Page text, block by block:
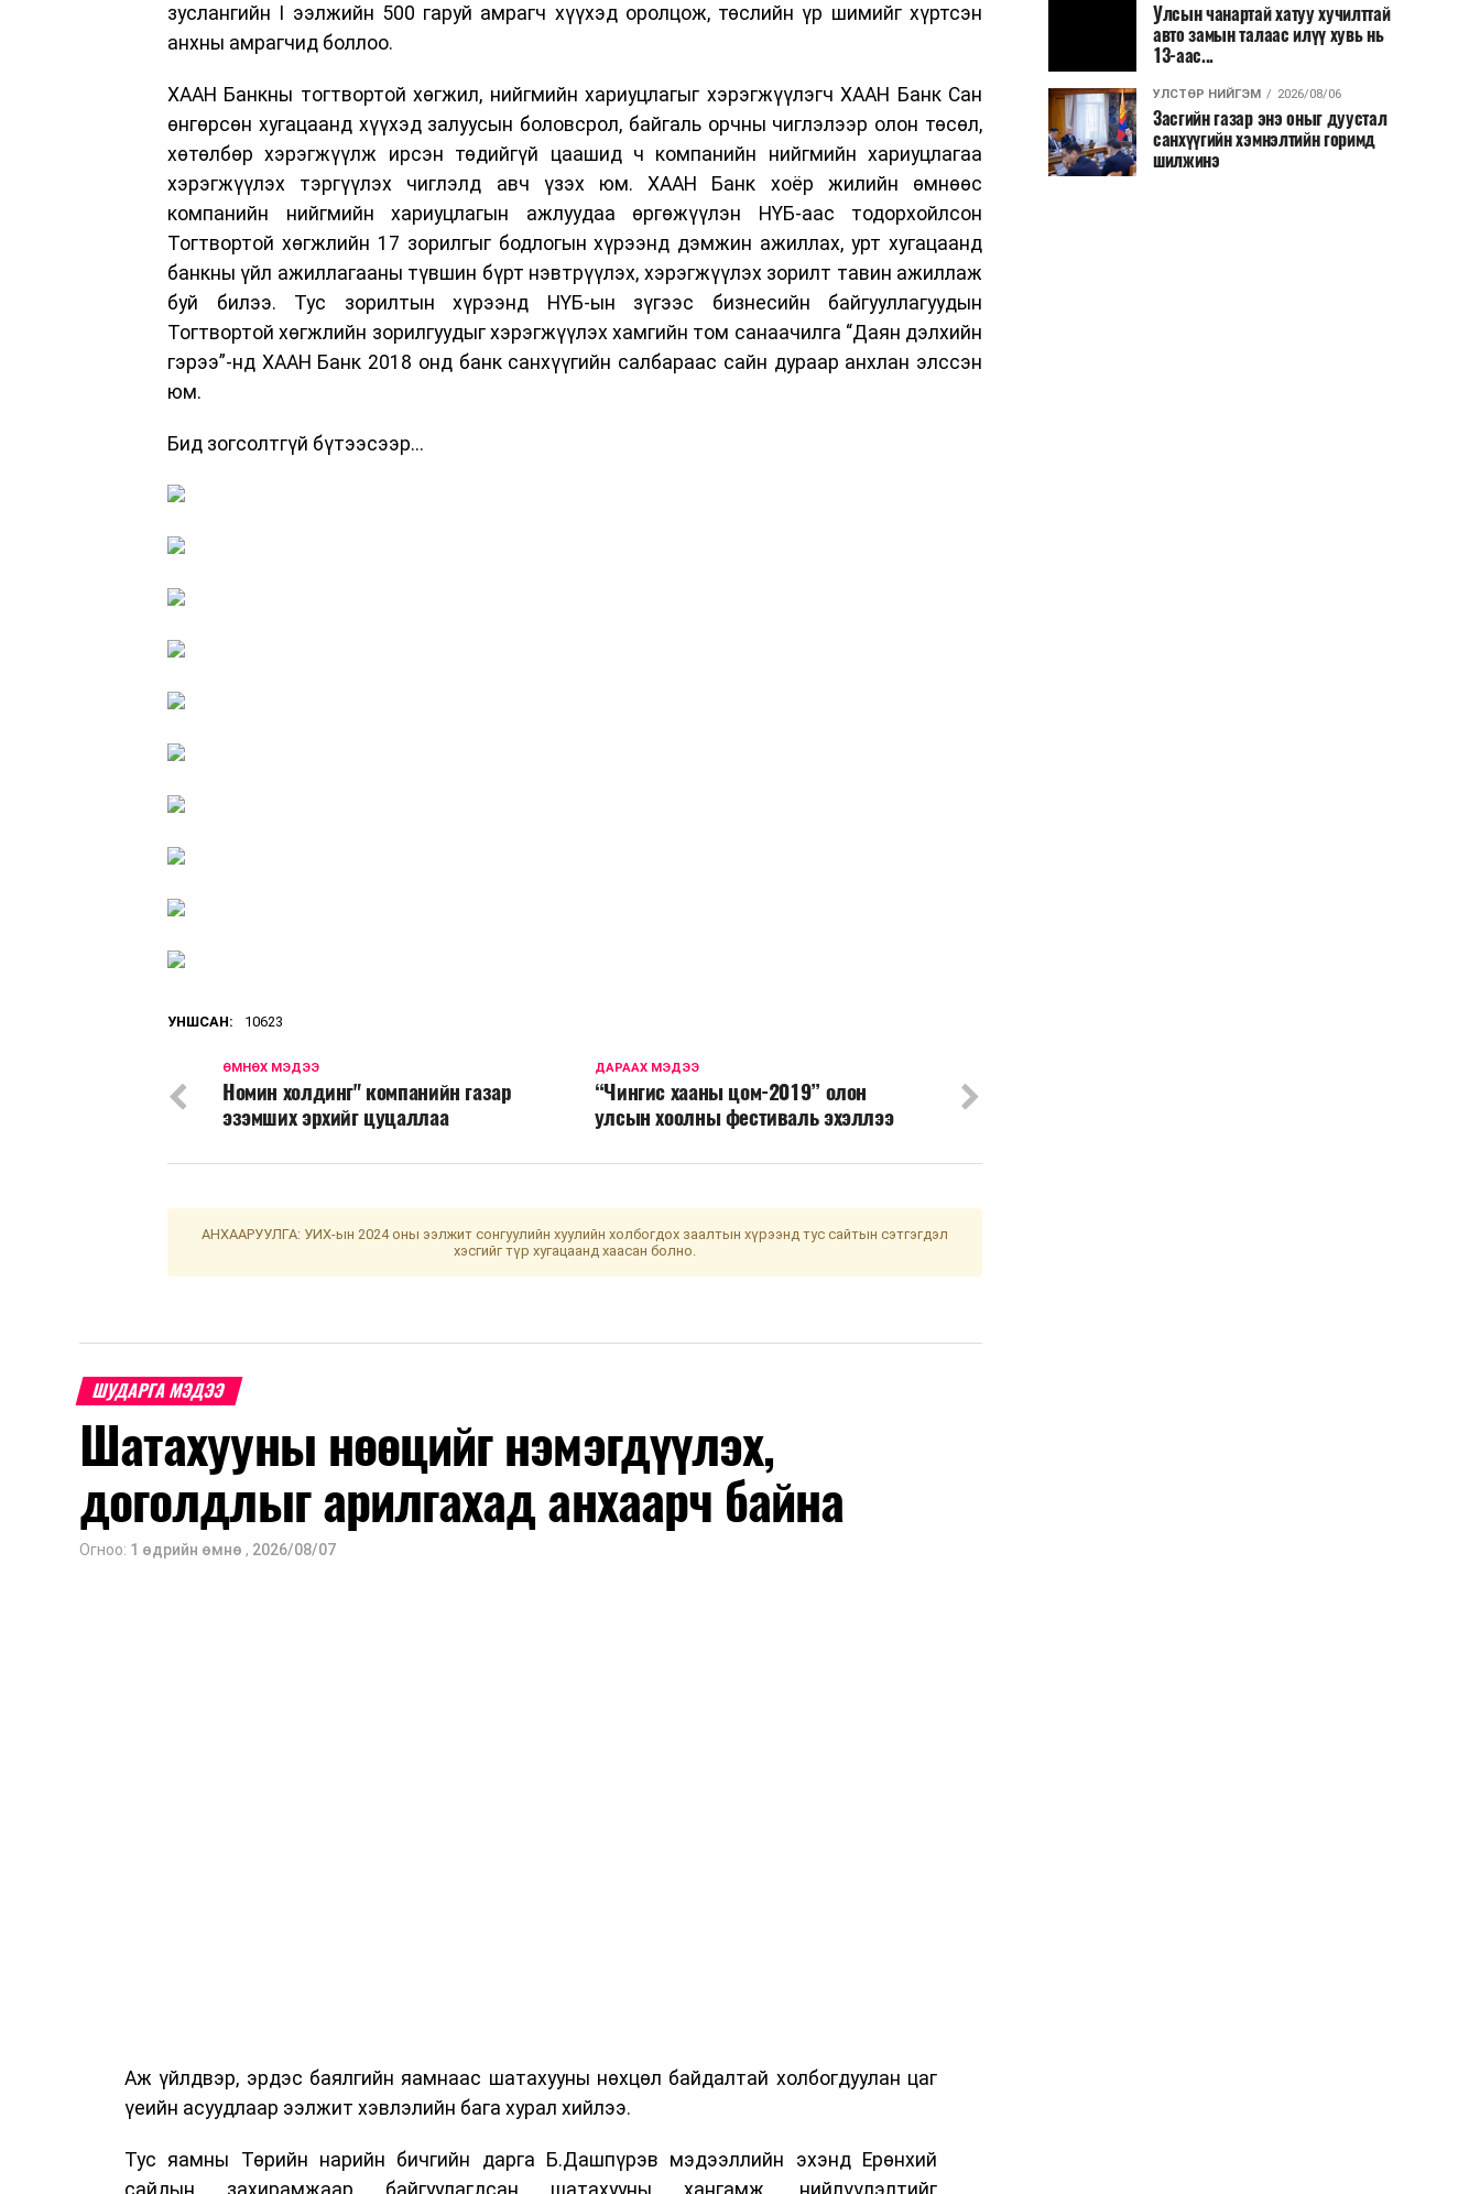
зуслангийн I ээлжийн 500 гаруй амрагч хүүхэд оролцож, төслийн үр шимийг хүртсэн
анхны амрагчид боллоо.
ХААН Банкны тогтвортой хөгжил, нийгмийн хариуцлагыг хэрэгжүүлэгч ХААН Банк Сан
өнгөрсөн хугацаанд хүүхэд залуусын боловсрол, байгаль орчны чиглэлээр олон төсөл,
хөтөлбөр хэрэгжүүлж ирсэн төдийгүй цаашид ч компанийн нийгмийн хариуцлагаа
хэрэгжүүлэх тэргүүлэх чиглэлд авч үзэх юм. ХААН Банк хоёр жилийн өмнөөс
компанийн нийгмийн хариуцлагын ажлуудаа өргөжүүлэн НҮБ-аас тодорхойлсон
Тогтвортой хөгжлийн 17 зорилгыг бодлогын хүрээнд дэмжин ажиллах, урт хугацаанд
банкны үйл ажиллагааны түвшин бүрт нэвтрүүлэх, хэрэгжүүлэх зорилт тавин ажиллаж
буй билээ. Тус зорилтын хүрээнд НҮБ-ын зүгээс бизнесийн байгууллагуудын
Тогтвортой хөгжлийн зорилгуудыг хэрэгжүүлэх хамгийн том санаачилга “Даян дэлхийн
гэрээ”-нд ХААН Банк 2018 онд банк санхүүгийн салбараас сайн дураар анхлан элссэн
юм.
Бид зогсолтгүй бүтээсээр...
УНШСАН: 10623
ДАРААХ МЭДЭЭ
“Чингис хааны цом-2019” олон
улсын хоолны фестиваль эхэллээ
ӨМНӨХ МЭДЭЭ
Номин холдинг" компанийн газар
эзэмших эрхийг цуцаллаа
АНХААРУУЛГА: УИХ-ын 2024 оны ээлжит сонгуулийн хуулийн холбогдох заалтын хүрээнд тус сайтын сэтгэгдэл
хэсгийг түр хугацаанд хаасан болно.
ШУДАРГА МЭДЭЭ
Шатахууны нөөцийг нэмэгдүүлэх,
доголдлыг арилгахад анхаарч байна
Огноо: 1 өдрийн өмнө , 2026/08/07
Аж үйлдвэр, эрдэс баялгийн яамнаас шатахууны нөхцөл байдалтай холбогдуулан цаг
үеийн асуудлаар ээлжит хэвлэлийн бага хурал хийлээ.
Тус яамны Төрийн нарийн бичгийн дарга Б.Дашпүрэв мэдээллийн эхэнд Ерөнхий
сайдын захирамжаар байгуулагдсан шатахууны хангамж, нийлүүлэлтийг
Улсын чанартай хатуу хучилттай
авто замын талаас илүү хувь нь
13-аас...
УЛСТӨР НИЙГЭМ 2026/08/06
Засгийн газар энэ оныг дуустал
санхүүгийн хэмнэлтийн горимд
шилжинэ